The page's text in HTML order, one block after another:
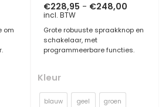
om
€228,95 - €248,00
€248,00
incl. BTW
Grote robuuste spraakknop en
schakelaar, met
programmeerbare functies.
Kleur
blauw geel groen